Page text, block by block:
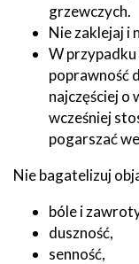
grzewczych.
Nie zaklejaj i
W
poprawność
najczęściej o
wcześniej
pogarszać
Nie bagatelizuj
bóle i
duszność,
senność,